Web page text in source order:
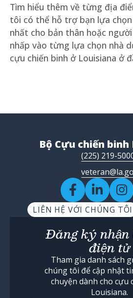
Tìm hiểu thêm về từng địa
tôi có thể hỗ trợ bạn lựa
nhất cho bản thân hoặc
nhấp vào từng lựa chọn nhà
cựu chiến binh ở Louisiana ở
Bộ Cựu chiến binh
(225) 219-
LIÊN HỆ VỚI CHÚNG TÔI
Đăng ký nhận
điện tử
Tham gia danh sách
chúng tôi để cập nhật
chuyện dành cho cựu
Louisiana.